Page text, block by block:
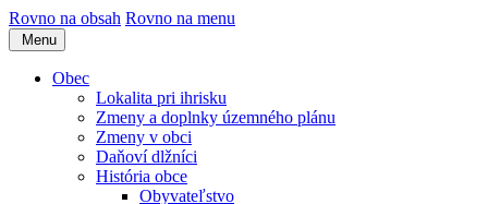
Rovno na obsah Rovno na menu
Menu
Obec
Lokalita pri ihrisku
Zmeny a doplnky územného plánu
Zmeny v obci
Daňoví dlžníci
História obce
Obyvateľstvo